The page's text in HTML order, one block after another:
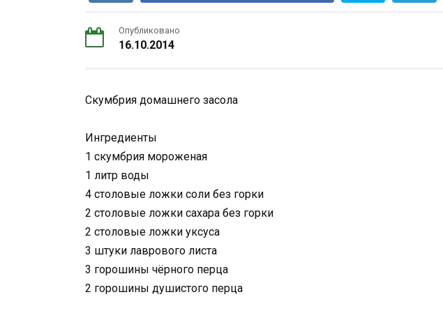
Опубликовано
16.10.2014
Скумбрия домашнего засола
Ингредиенты
1 скумбрия мороженая
1 литр воды
4 столовые ложки соли без горки
2 столовые ложки сахара без горки
2 столовые ложки уксуса
3 штуки лаврового листа
3 горошины чёрного перца
2 горошины душистого перца